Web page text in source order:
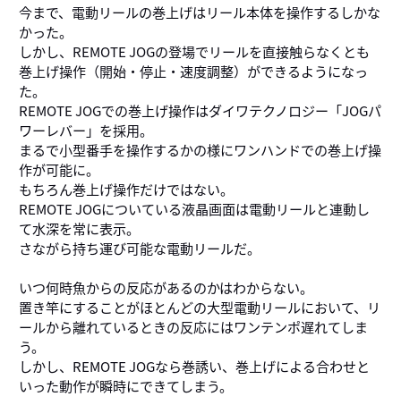
今まで、電動リールの巻上げはリール本体を操作するしかな
かった。
しかし、REMOTE JOGの登場でリールを直接触らなくとも
巻上げ操作（開始・停止・速度調整）ができるようになっ
た。
REMOTE JOGでの巻上げ操作はダイワテクノロジー「JOGパ
ワーレバー」を採用。
まるで小型番手を操作するかの様にワンハンドでの巻上げ操
作が可能に。
もちろん巻上げ操作だけではない。
REMOTE JOGについている液晶画面は電動リールと連動し
て水深を常に表示。
さながら持ち運び可能な電動リールだ。
いつ何時魚からの反応があるのかはわからない。
置き竿にすることがほとんどの大型電動リールにおいて、リ
ールから離れているときの反応にはワンテンポ遅れてしま
う。
しかし、REMOTE JOGなら巻誘い、巻上げによる合わせと
いった動作が瞬時にできてしまう。